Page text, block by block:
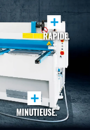
+
RAPIDE.
+
MINUTIEUSE.